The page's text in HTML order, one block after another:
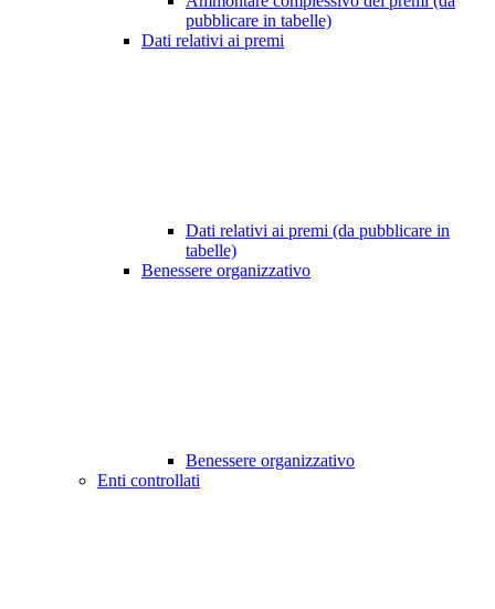
pubblicare in tabelle)
Dati relativi ai premi
Dati relativi ai premi (da pubblicare in
tabelle)
Benessere organizzativo
Benessere organizzativo
Enti controllati